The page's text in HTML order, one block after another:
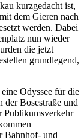
kurzgedacht ist,
dem Gieren nach
werden. Dabei
nun wieder
die jetzt
grundlegend,
Odyssee für die
der Bosestraße und
Publikumsverkehr
Bahnhof- und